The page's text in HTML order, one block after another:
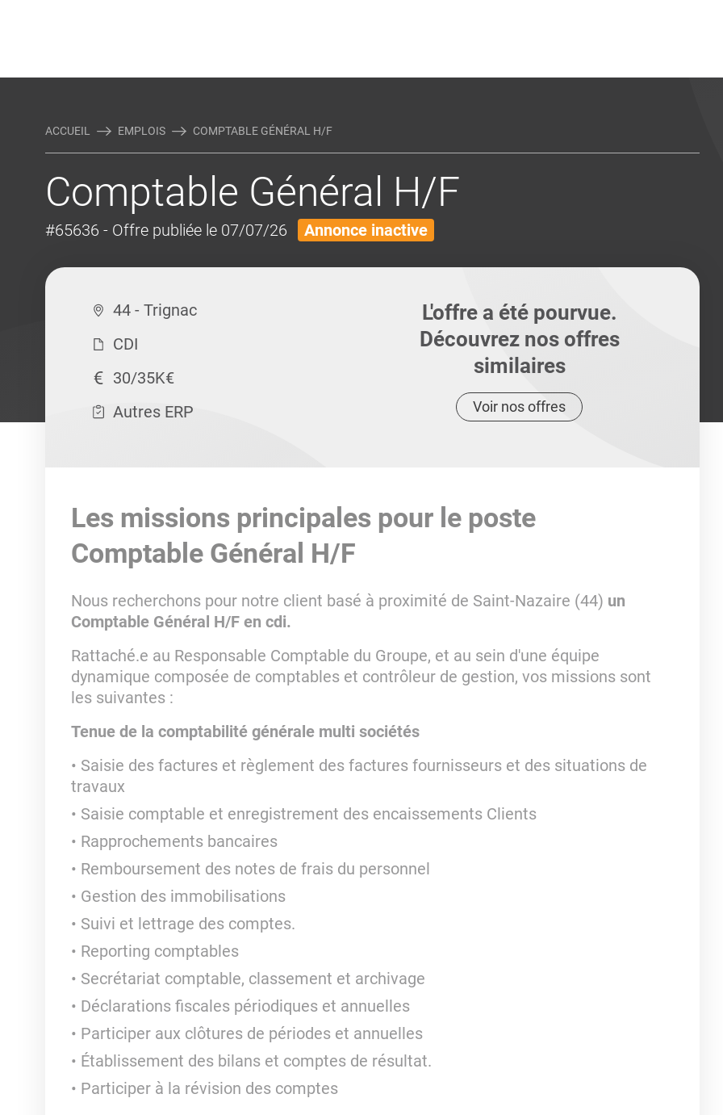
ACCUEIL EMPLOIS COMPTABLE GÉNÉRAL H/F
Comptable Général H/F
#65636 - Offre publiée le 07/07/26 Annonce inactive
44 - Trignac
CDI
30/35K€
Autres ERP
L'offre a été pourvue.
Découvrez nos offres
similaires
Voir nos offres
Les missions principales pour le poste
Comptable Général H/F
Nous recherchons pour notre client basé à proximité de Saint-Nazaire (44) un
Comptable Général H/F en cdi.
Rattaché.e au Responsable Comptable du Groupe, et au sein d'une équipe
dynamique composée de comptables et contrôleur de gestion, vos missions sont
les suivantes :
Tenue de la comptabilité générale multi sociétés
Saisie des factures et règlement des factures fournisseurs et des situations de
travaux
Saisie comptable et enregistrement des encaissements Clients
Rapprochements bancaires
Remboursement des notes de frais du personnel
Gestion des immobilisations
Suivi et lettrage des comptes.
Reporting comptables
Secrétariat comptable, classement et archivage
Déclarations fiscales périodiques et annuelles
Participer aux clôtures de périodes et annuelles
Établissement des bilans et comptes de résultat.
Participer à la révision des comptes